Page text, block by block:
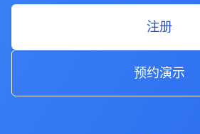
注册
预约演示